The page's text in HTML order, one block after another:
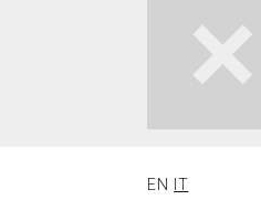
EN IT